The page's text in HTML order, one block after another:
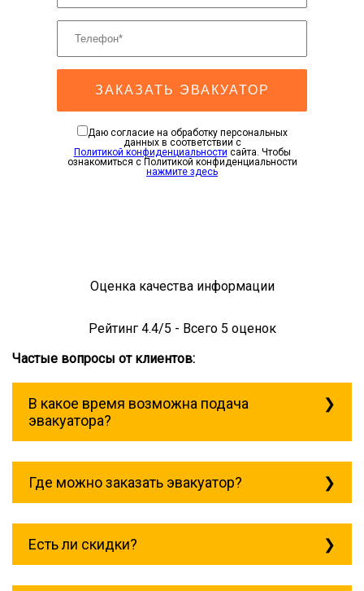
ЗАКАЗАТЬ ЭВАКУАТОР
Даю согласие на обработку персональных
данных в соответствии с
Политикой конфиденциальности сайта. Чтобы
ознакомиться с Политикой конфиденциальности
нажмите здесь
Оценка качества информации
Рейтинг 4.4/5 - Всего 5 оценок
Частые вопросы от клиентов:
В какое время возможна подача
эвакуатора?
звоните в любое время. эвакуатор
Где можно заказать эвакуатор?
межгород на любое расстояние звоните
Есть ли скидки?